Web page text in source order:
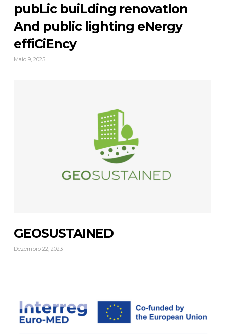
pubLic buiLding renovatIon
And public lighting eNergy
effiCiEncy
Maio 9, 2025
GEOSUSTAINED
Dezembro 22, 2023